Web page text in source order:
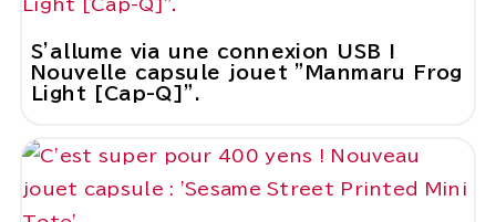
S'allume via une connexion USB !
Nouvelle capsule jouet "Manmaru Frog
Light [Cap-Q]".